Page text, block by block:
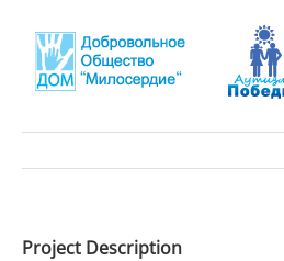
Project Description